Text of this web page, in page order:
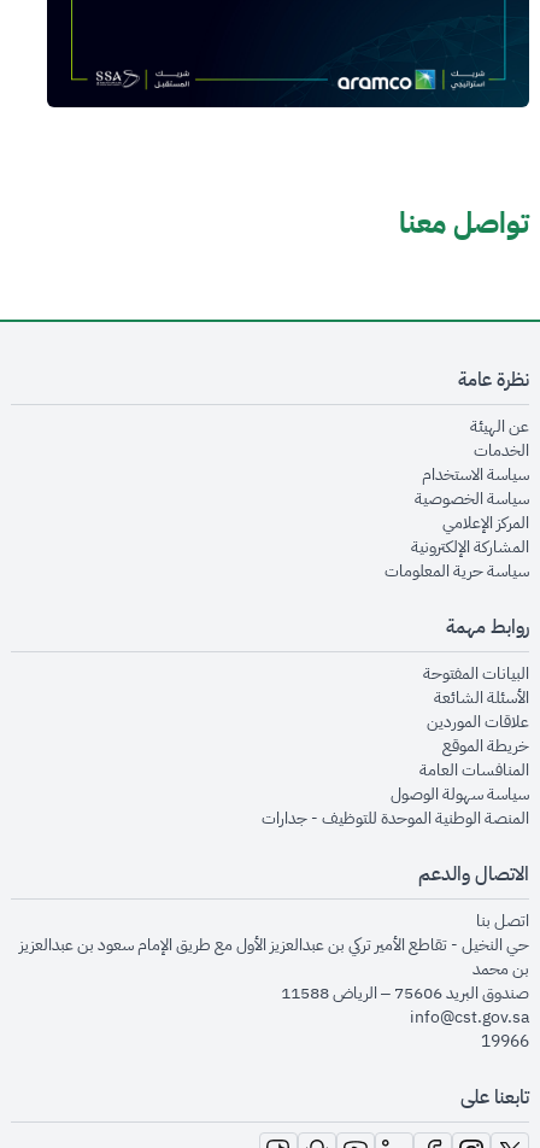
تواصل معنا
نظرة عامة
عن الهيئةopens in new window
الخدماتopens in new window
سياسة الاستخدام
سياسة الخصوصيةopens in new window
المركز الإعلاميopens in new window
المشاركة الإلكترونيةopens in new window
سياسة حرية المعلوماتopens in new window
روابط مهمة
البيانات المفتوحةopens in new window
الأسئلة الشائعةopens in new window
علاقات الموردينopens in new window
خريطة الموقعopens in new window
المنافسات العامةopens in new window
سياسة سهولة الوصولopens in new window
المنصة الوطنية الموحدة للتوظيف - جداراتopens in new window
الاتصال والدعم
اتصل بنا
حي النخيل - تقاطع الأمير تركي بن عبدالعزيز الأول مع طريق الإمام سعود بن عبدالعزيز
بن محمد
صندوق البريد 75606 – الرياض 11588
info@cst.gov.sa
19966
تابعنا على